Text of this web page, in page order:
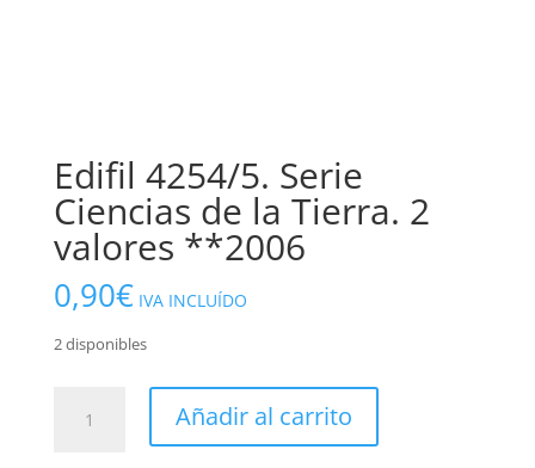
Edifil 4254/5. Serie
Ciencias de la Tierra. 2
valores **2006
0,90€ IVA INCLUÍDO
2 disponibles
4254/5.
Añadir al carrito